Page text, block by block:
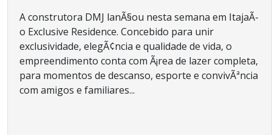
A construtora DMJ lanÃ§ou nesta semana em ItajaÃ­
o Exclusive Residence. Concebido para unir
exclusividade, elegÃ¢ncia e qualidade de vida, o
empreendimento conta com Ã¡rea de lazer completa,
para momentos de descanso, esporte e convivÃªncia
com amigos e familiares...